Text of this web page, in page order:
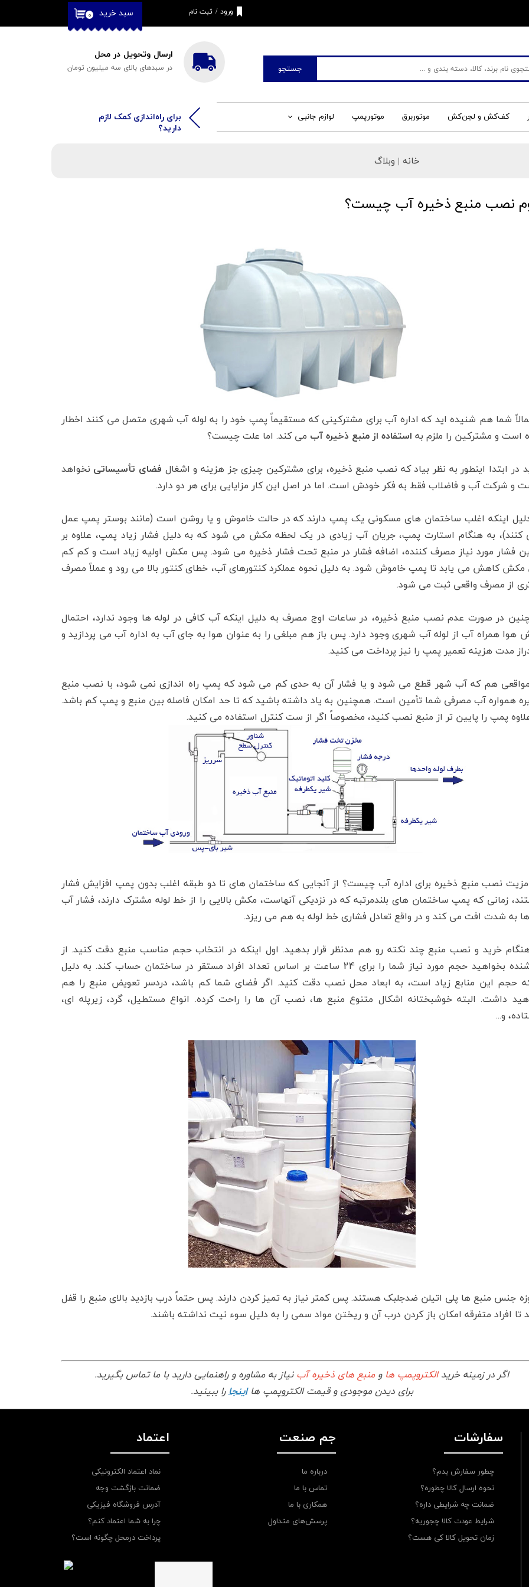
جستجو
ارسال وتحویل در محل
در سبدهای بالای سه میلیون تومان
۰ سبد خرید ورود / ثبت نام
حساب کاربری من
تغییر گذر واژه
سفارشات
کاربری
کف‌کش و لجن‌کش موتوربرق موتورپمپ لوازم جانبی
​​برای راه‌اندازی کمک لازم
دارید؟
خانه | وبلاگ
نصب منبع ذخیره آب چیست؟
شما هم شنیده اید که اداره آب برای مشترکینی که مستقیماً پمپ خود را به لوله آب شهری متصل می کنند اخطار
است و مشترکین را ملزم به استفاده از منبع ذخیره آب می کند. اما علت چیست؟
در ابتدا اینطور به نظر بیاد که نصب منبع ذخیره، برای مشترکین چیزی جز هزینه و اشغال فضای تأسیساتی نخواهد
و شرکت آب و فاضلاب فقط به فکر خودش است. اما در اصل این کار مزایایی برای هر دو دارد.
اینکه اغلب ساختمان های مسکونی یک پمپ دارند که در حالت خاموش و یا روشن است (مانند بوستر پمپ عمل
کنند)، به هنگام استارت پمپ، جریان آب زیادی در یک لحظه مکش می شود که به دلیل فشار زیاد پمپ، علاوه بر
فشار مورد نیاز مصرف کننده، اضافه فشار در منبع تحت فشار ذخیره می شود. پس مکش اولیه زیاد است و کم کم
مکش کاهش می یابد تا پمپ خاموش شود. به دلیل نحوه عملکرد کنتورهای آب، خطای کنتور بالا می رود و عملاً مصرف
از مصرف واقعی ثبت می شود.
در صورت عدم نصب منبع ذخیره، در ساعات اوج مصرف به دلیل اینکه آب کافی در لوله ها وجود ندارد، احتمال
هوا همراه آب از لوله آب شهری وجود دارد. پس باز هم مبلغی را به عنوان هوا به جای آب به اداره آب می پردازید و
مدت هزینه تعمیر پمپ را نیز پرداخت می کنید.
هم که آب شهر قطع می شود و یا فشار آن به حدی کم می شود که پمپ راه اندازی نمی شود، با نصب منبع
همواره آب مصرفی شما تأمین است. همچنین به یاد داشته باشید که تا حد امکان فاصله بین منبع و پمپ کم باشد.
پمپ را پایین تر از منبع نصب کنید، مخصوصاً اگر از ست کنترل استفاده می کنید.
مزیت نصب منبع ذخیره برای اداره آب چیست؟ از آنجایی که ساختمان های تا دو طبقه اغلب بدون پمپ افزایش فشار
زمانی که پمپ ساختمان های بلندمرتبه که در نزدیکی آنهاست، مکش بالایی را از خط لوله مشترک دارند، فشار آب
به شدت افت می کند و در واقع تعادل فشاری خط لوله به هم می ریزد.
خرید و نصب منبع چند نکته رو هم مدنظر قرار بدهید. اول اینکه در انتخاب حجم مناسب منبع دقت کنید. از
فروشنده بخواهید حجم مورد نیاز شما را برای 24 ساعت بر اساس تعداد افراد مستقر در ساختمان حساب کند. به دلیل
حجم این منابع زیاد است، به ابعاد محل نصب دقت کنید. اگر فضای شما کم باشد، دردسر تعویض منبع را هم
داشت. البته خوشبختانه اشکال متنوع منبع ها، نصب آن ها را راحت کرده. انواع مستطیل، گرد، زیرپله ای،
و...
جنس منبع ها پلی اتیلن ضدجلبک هستند. پس کمتر نیاز به تمیز کردن دارند. پس حتماً درب بازدید بالای منبع را قفل
تا افراد متفرقه امکان باز کردن درب آن و ریختن مواد سمی را به دلیل سوء نیت نداشته باشند.
اگر در زمینه خریدالکتروپمپ ها ومنبع های ذخیره آبنیاز به مشاوره و راهنمایی دارید با ما تماس بگیرید.
برای دیدن موجودی و قیمت الکتروپمپ ها اینجارا ببینید.
سفارشات
چطور سفارش بدم؟
نحوه ارسال کالا چطوره؟
ضمانت چه شرایطی داره؟
شرایط عودت کالا چجوریه؟
زمان تحویل کالا کی هست؟
اعتماد
نماد اعتماد الکترونیکی
ضمانت بازگشت وجه
آدرس فروشگاه فیزیکی
چرا به شما اعتماد کنم؟
پرداخت درمحل چگونه است؟
جم صنعت
درباره ما
تماس با ما
همکاری با ما
پرسش‌های متداول